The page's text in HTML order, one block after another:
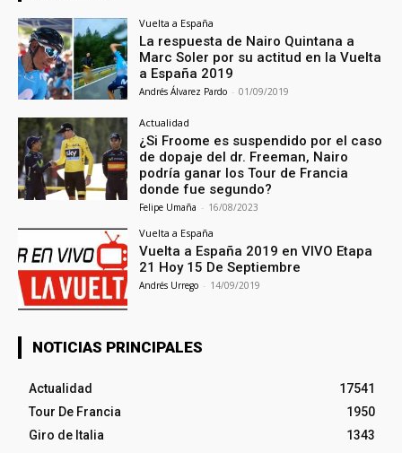
Vuelta a España
La respuesta de Nairo Quintana a
Marc Soler por su actitud en la Vuelta
a España 2019
Andrés Álvarez Pardo - 01/09/2019
Actualidad
¿Si Froome es suspendido por el caso
de dopaje del dr. Freeman, Nairo
podría ganar los Tour de Francia
donde fue segundo?
Felipe Umaña - 16/08/2023
Vuelta a España
Vuelta a España 2019 en VIVO Etapa
21 Hoy 15 De Septiembre
Andrés Urrego - 14/09/2019
NOTICIAS PRINCIPALES
Actualidad
17541
Tour De Francia
1950
Giro de Italia
1343